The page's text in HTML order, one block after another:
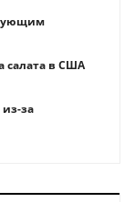
салата в США
за